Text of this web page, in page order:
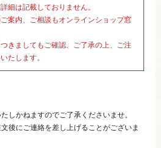
細は記載しておりません。
案内、ご相談もオンラインショップ窓
きましてもご確認、ご了承の上、ご注
たします。
しかねますのでご了承くださいませ。
後にご連絡を差し上げることがございま